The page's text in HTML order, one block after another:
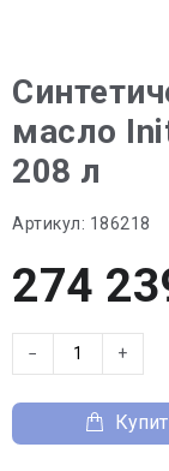
масло
208 л
Артикул: 186218
274
− +